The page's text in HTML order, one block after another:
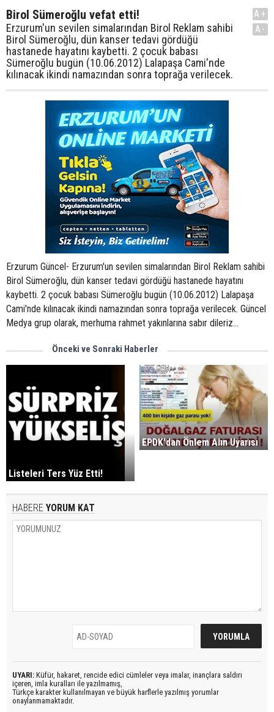
Birol Sümeroğlu vefat etti!
Erzurum'un sevilen simalarından Birol Reklam sahibi
Birol Sümeroğlu, dün kanser tedavi gördüğü
hastanede hayatını kaybetti. 2 çocuk babası
Sümeroğlu bugün (10.06.2012) Lalapaşa Cami'nde
kılınacak ikindi namazından sonra toprağa verilecek.
A+
A-
Erzurum Güncel- Erzurum'un sevilen simalarından Birol Reklam sahibi
Birol Sümeroğlu, dün kanser tedavi gördüğü hastanede hayatını
kaybetti. 2 çocuk babası Sümeroğlu bugün (10.06.2012) Lalapaşa
Cami'nde kılınacak ikindi namazından sonra toprağa verilecek. Güncel
Medya grup olarak, merhuma rahmet yakınlarına sabır dileriz...
Önceki ve Sonraki Haberler
Listeleri Ters Yüz Etti!
EPDK'dan Önlem Alın Uyarısı
HABERE YORUM KAT
UYARI: Küfür, hakaret, rencide edici cümleler veya imalar, inançlara saldırı
içeren, imla kuralları ile yazılmamış,
Türkçe karakter kullanılmayan ve büyük harflerle yazılmış yorumlar
onaylanmamaktadır.